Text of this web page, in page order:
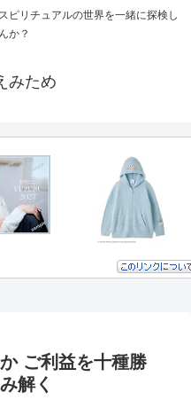
ピリチュアルの世界を一緒に探検し
か？
みため
ご利益を十種勝
解く